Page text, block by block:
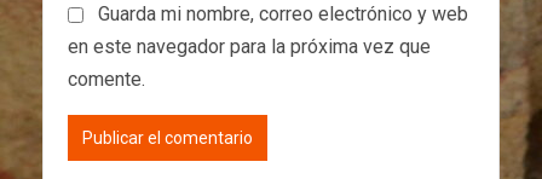
Guarda mi nombre, correo electrónico y web
en este navegador para la próxima vez que
comente.